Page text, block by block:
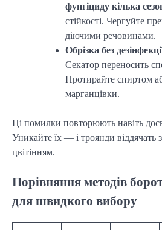
фунгіциду кілька
стійкості. Чергуйте
діючими речовинами.
Обрізка без
Секатор переносить
Протирайте спиртом
марганцівки.
Ці помилки повторюють навіть
Уникайте їх — і троянди віддячать
цвітінням.
Порівняння методів
для швидкого вибору